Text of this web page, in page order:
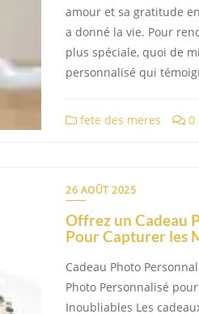
amour et sa gratitude
a donné la vie. Pour
plus spéciale, quoi de
personnalisé qui
fete des meres 0
26 AOÛT 2025
Offrez un Cadeau
Pour Capturer les
Cadeau Photo
Photo Personnalisé
Inoubliables Les